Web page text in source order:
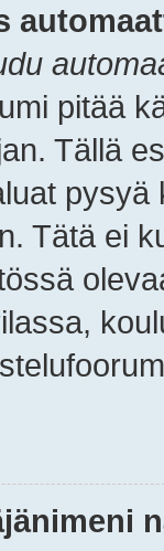
pitää
Tällä
Tätä ei